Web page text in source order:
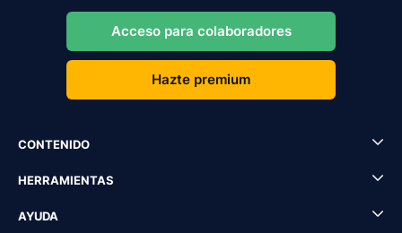
Acceso para colaboradores
Hazte premium
CONTENIDO
HERRAMIENTAS
AYUDA